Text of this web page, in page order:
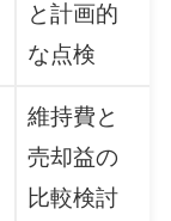
と計画的
な点検
維持費と
売却益の
比較検討